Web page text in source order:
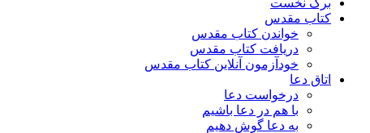
برگ نخست
کتاب مقدس
خواندن کتاب مقدس
دریافت کتاب مقدس
خودآزمون آنلاین کتاب مقدس
اتاق دعا
درخواست دعا
با هم در دعا باشیم
به دعا گوش دهیم